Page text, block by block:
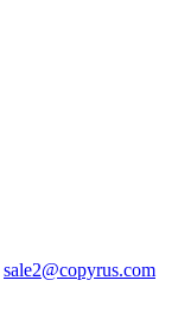
sale2@copyrus.com